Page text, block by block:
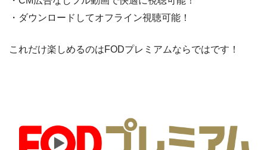
・ダウンロードしてオフライン視聴可能！
これだけ楽しめるのはFODプレミアムならではです！